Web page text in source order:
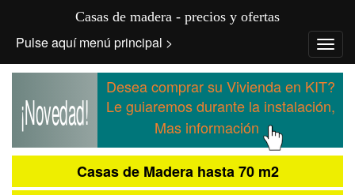
Casas de madera - precios y ofertas
Pulse aquí menú principal >
¡Novedad!
Desea comprar su Vivienda en KIT?
Le guiaremos durante la instalación,
Mas información
Casas de Madera hasta 70 m2